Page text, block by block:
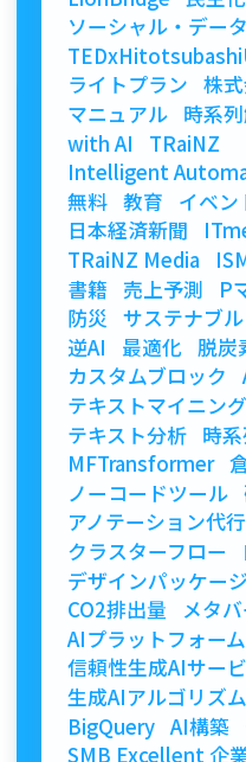
ソーシャル・デー
ライトプラン 株
マニュアル 時系
with AI
TRaiNZ
Intelligent
無料 教育 イベン
日本経済新聞
TRaiNZ Media
書籍
売上予測 P
防災 サステナブル
逆AI
最適化 脱炭
カスタムブロック
テキストマイニング
テキスト分析 時
MFTransformer
ノーコードツール
アノテーション代行
クラスターフロー
デザインパッケージ
CO2排出量
メタ
AIプラットフォーム
信頼性生成AIサー
生成AIアルゴリズム
BigQuery AI構築
SMB Excellent 企